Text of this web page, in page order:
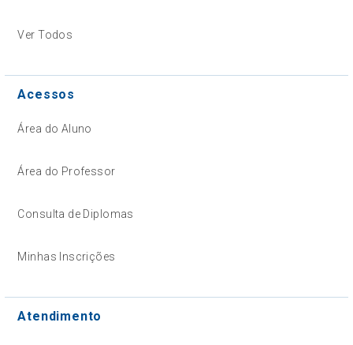
Ver Todos
Acessos
Área do Aluno
Área do Professor
Consulta de Diplomas
Minhas Inscrições
Atendimento